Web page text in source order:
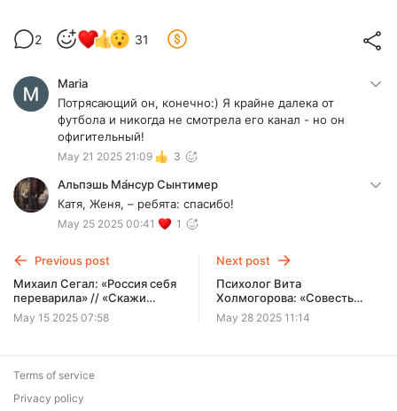
2 31
Maria
Потрясающий он, конечно:) Я крайне далека от
футбола и никогда не смотрела его канал - но он
офигительный!
May 21 2025 21:09 3
Альпэшь Ма́нсур Сынтимер
Катя, Женя, – ребята: спасибо!
May 25 2025 00:41 1
Previous post
Михаил Сегал: «Россия себя
переварила» // «Скажи
Гордеевой»
May 15 2025 07:58
Next post
Психолог Вита
Холмогорова: «Cовесть
говорит только, когда её
спрашивают» // «Cкажи
May 28 2025 11:14
Terms of service
Privacy policy